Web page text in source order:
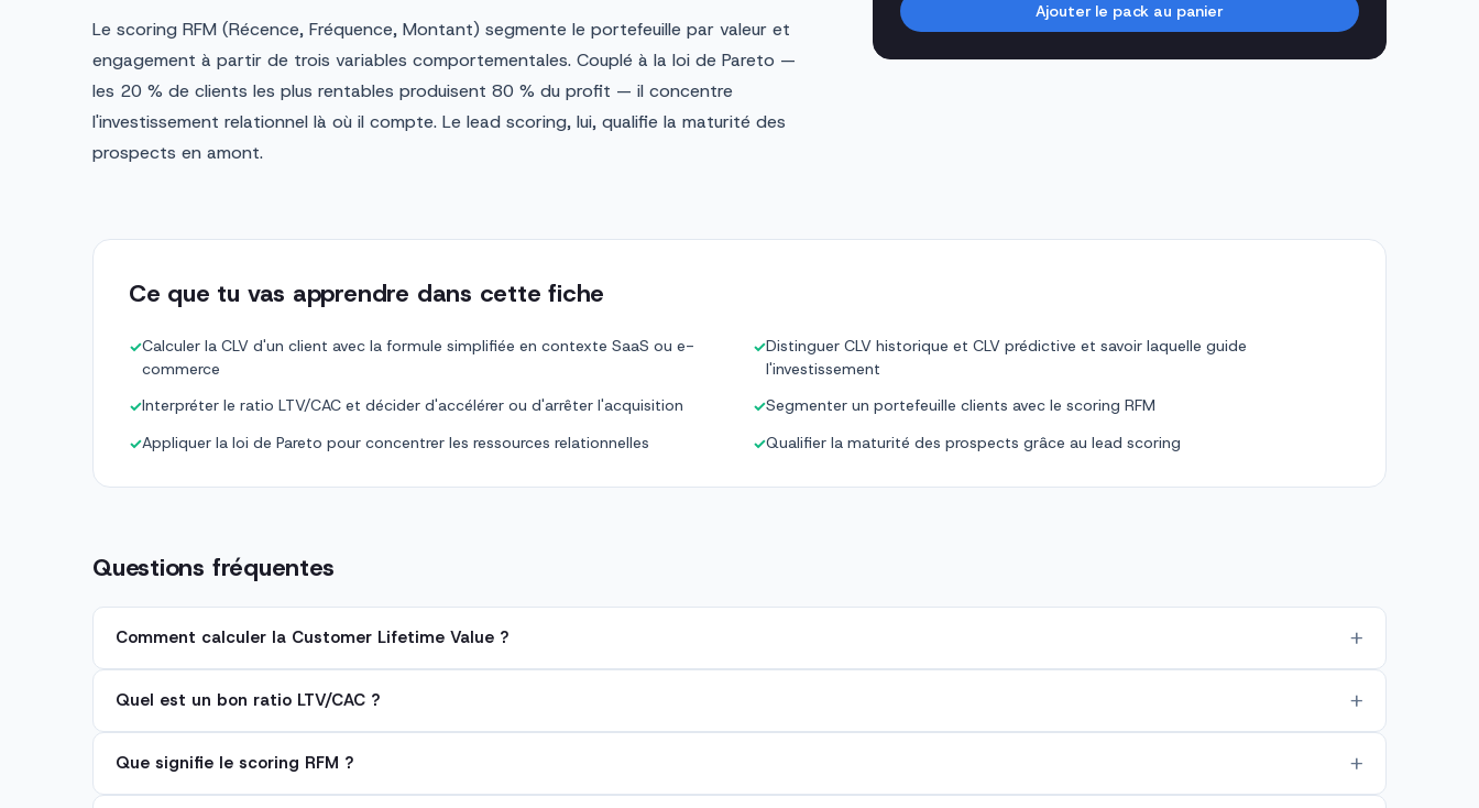
Le scoring RFM (Récence, Fréquence, Montant) segmente le portefeuille par valeur et
engagement à partir de trois variables comportementales. Couplé à la loi de Pareto —
les 20 % de clients les plus rentables produisent 80 % du profit — il concentre
l'investissement relationnel là où il compte. Le lead scoring, lui, qualifie la maturité des
prospects en amont.
Ajouter le pack au panier
Ce que tu vas apprendre dans cette fiche
✓Calculer la CLV d'un client avec la formule simplifiée en contexte SaaS ou e-
commerce
✓Distinguer CLV historique et CLV prédictive et savoir laquelle guide
l'investissement
✓Interpréter le ratio LTV/CAC et décider d'accélérer ou d'arrêter l'acquisition ✓Segmenter un portefeuille clients avec le scoring RFM
✓Appliquer la loi de Pareto pour concentrer les ressources relationnelles ✓Qualifier la maturité des prospects grâce au lead scoring
Questions fréquentes
Comment calculer la Customer Lifetime Value ?
Quel est un bon ratio LTV/CAC ?
Que signifie le scoring RFM ?